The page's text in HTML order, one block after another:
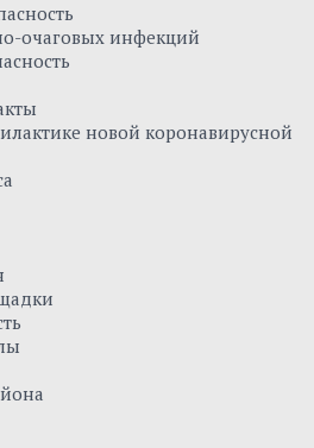
очаговых инфекций
новой коронавирусной